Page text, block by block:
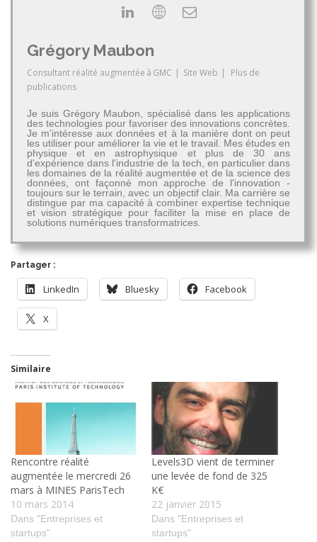
Grégory Maubon
Consultant réalité augmentée à GMC | Site Web |
Plus de
publications
Je suis Grégory Maubon, spécialisé dans les applications
des technologies pour favoriser des innovations concrètes.
Je m'intéresse aux données et à la manière dont on peut
les utiliser pour améliorer la vie et le travail. Mes études en
physique et en astrophysique et plus de 30 ans
d'expérience dans l'industrie de la tech, en particulier dans
les domaines de la réalité augmentée et de la science des
données, ont façonné mon approche de l'innovation -
toujours sur le terrain, avec un objectif clair. Ma carrière se
distingue par ma capacité à combiner expertise technique
et vision stratégique pour faciliter la mise en place de
solutions numériques transformatrices.
Partager :
LinkedIn Bluesky Facebook
X
Similaire
Rencontre réalité
augmentée le mercredi 26
mars à MINES ParisTech
10 mars 2014
Dans "Entreprises et
startups"
Levels3D vient de terminer
une levée de fond de 325
K€
22 janvier 2015
Dans "Entreprises et
startups"